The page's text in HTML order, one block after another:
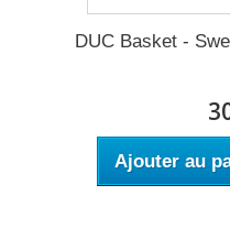
DUC Basket -
Ajouter au